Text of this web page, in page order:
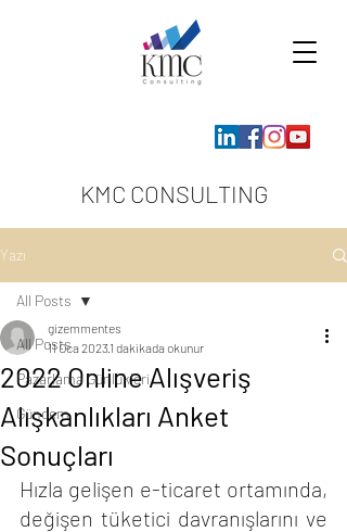
KMC CONSULTING
Yazı
All Posts
Pazarlama Günlükleri
Gündem
All Posts
2022 Online Alışveriş
Alışkanlıkları Anket
Sonuçları
gizemmentes
11 Oca 2023 1 dakikada okunur
Hızla gelişen e-ticaret ortamında,
değişen tüketici davranışlarını ve